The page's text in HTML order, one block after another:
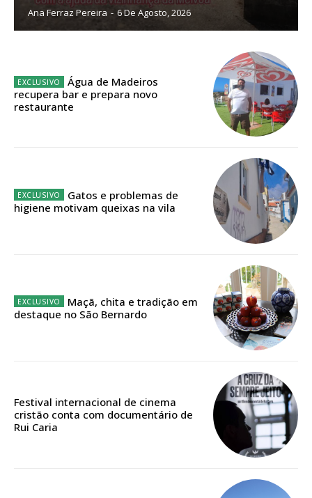
Sendo assinante terá acesso a todos os conteúdos exclusivos e versões
12 meses
Edição em papel entregue à Quinta-feira em sua
Acesso ao conteúdo online
Acesso aos conteúdos Exclusivos para
Ana Ferraz Pereira - 6 De Agosto, 2026
Água de Madeiros
recupera bar e prepara novo
restaurante
Gatos e problemas de
higiene motivam queixas na vila
Maçã, chita e tradição em
destaque no São Bernardo
Festival internacional de cinema
cristão conta com documentário de
Rui Caria